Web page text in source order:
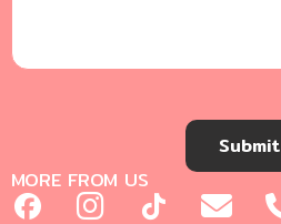
Submit
MORE FROM US